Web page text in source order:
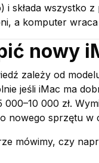
składa wszystko
a komputer
nowy
zależy od
jeśli iMac ma
000 zł.
nowego sprzętu w
mówimy, czy